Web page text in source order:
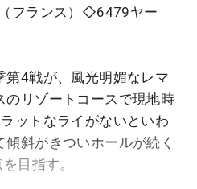
フランス）◇6479ヤー
第4戦が、風光明媚なレマ
のリゾートコースで現地時
ットなライがないといわ
斜がきついホールが続く
目指す。